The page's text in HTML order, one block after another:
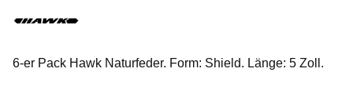
6-er Pack Hawk Naturfeder. Form: Shield. Länge: 5 Zoll.